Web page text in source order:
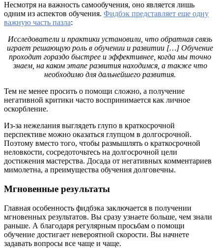
Несмотря на важность самообучения, оно является лишь
одним из аспектов обучения. Фидбэк представляет еще одну
важную часть пазла:
Исследователи и практики установили, что обратная связь
играет решающую роль в обучении и развитии […] Обучение
проходит гораздо быстрее и эффективнее, когда мы точно
знаем, на каком этапе развития находимся, а также что
необходимо для дальнейшего развития.
Тем не менее просить о помощи сложно, а получение
негативной критики часто воспринимается как личное
оскорбление.
Из-за нежелания выглядеть глупо в краткосрочной
перспективе можно оказаться глупцом в долгосрочной.
Поэтому вместо того, чтобы размышлять о краткосрочной
неловкости, сосредоточьтесь на долгосрочной цели
достижения мастерства. Досада от негативных комментариев
мимолетна, а преимущества обучения долговечны.
Мгновенные результаты
Главная особенность фидбэка заключается в получении
мгновенных результатов. Вы сразу узнаете больше, чем знали
раньше. А благодаря регулярным просьбам о помощи
обучение достигает невероятной скорости. Вы начнете
задавать вопросы все чаще и чаще.